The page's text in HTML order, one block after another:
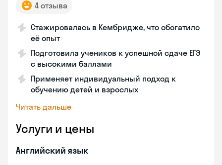
4 отзыва
Стажировалась в Кембридже, что обогатило
её опыт
Подготовила учеников к успешной сдаче ЕГЭ
с высокими баллами
Применяет индивидуальный подход к
обучению детей и взрослых
Читать дальше
Услуги и цены
Английский язык